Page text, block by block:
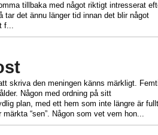
tillbaka med något riktigt intresserat
tar det ännu länger tid innan det blir något
f...
skriva den meningen känns märkligt.
Någon med ordning på sitt
plan, med ett hem som inte längre är fullt
“sen”. Någon som vet vem hon...